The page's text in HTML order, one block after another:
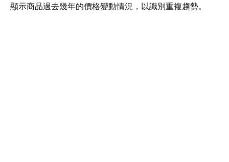
顯示商品過去幾年的價格變動情況，以識別重複趨勢。